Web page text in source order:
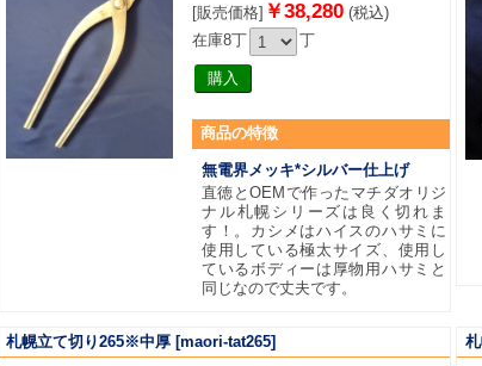
[販売価格] ￥38,280(税込)
在庫8丁
丁
商品の特徴
無電界メッキ*シルバー仕上げ
直徳とOEMで作ったマチダオリジ
ナル札幌シリーズは良く切れま
す！。カシメはハイスのハサミに
使用している極太サイズ、使用し
ているボディーは厚物用ハサミと
同じなので丈夫です。
札幌立て切り265※中厚 [maori-tat265]